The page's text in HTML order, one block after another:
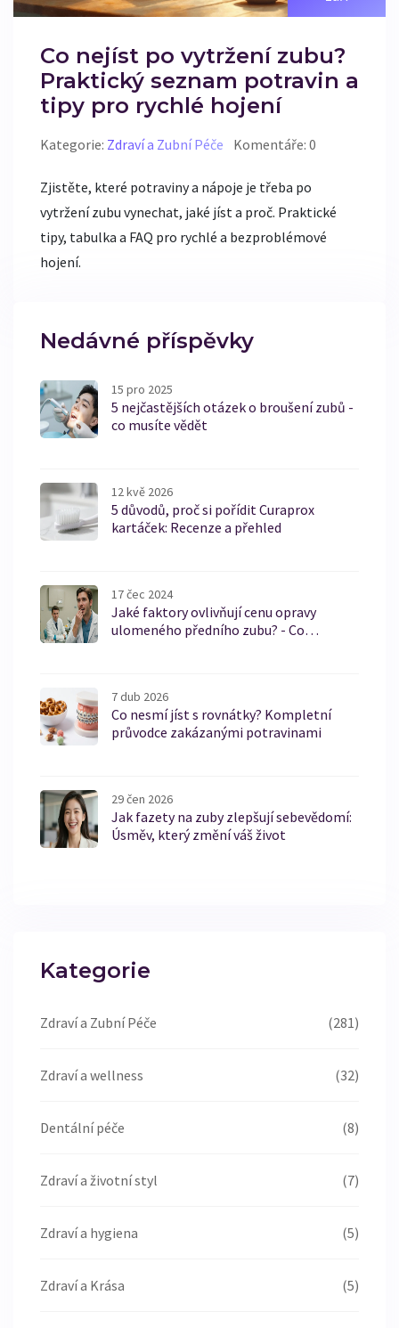
Co nejíst po vytržení zubu?
Praktický seznam potravin a
tipy pro rychlé hojení
Kategorie: Zdraví a Zubní Péče Komentáře: 0
Zjistěte, které potraviny a nápoje je třeba po
vytržení zubu vynechat, jaké jíst a proč. Praktické
tipy, tabulka a FAQ pro rychlé a bezproblémové
hojení.
Nedávné příspěvky
15 pro 2025
5 nejčastějších otázek o broušení zubů -
co musíte vědět
12 kvě 2026
5 důvodů, proč si pořídit Curaprox
kartáček: Recenze a přehled
17 čec 2024
Jaké faktory ovlivňují cenu opravy
ulomeného předního zubu? - Co
7 dub 2026
Co nesmí jíst s rovnátky? Kompletní
průvodce zakázanými potravinami
29 čen 2026
Jak fazety na zuby zlepšují sebevědomí:
Úsměv, který změní váš život
Kategorie
Zdraví a Zubní Péče (281)
Zdraví a wellness (32)
Dentální péče (8)
Zdraví a životní styl (7)
Zdraví a hygiena (5)
Zdraví a Krása (5)